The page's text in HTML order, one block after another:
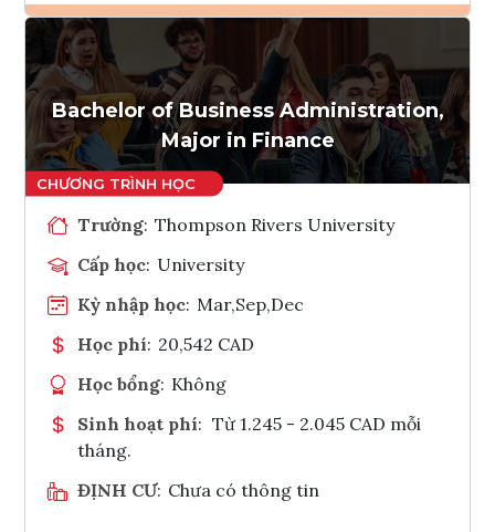
Ghi danh
Tham vấn Interlink
Bachelor of Business Administration,
Major in Finance
Trường: Thompson Rivers University
Cấp học: University
Kỳ nhập học: Mar,Sep,Dec
Học phí: 20,542 CAD
Học bổng: Không
Sinh hoạt phí: Từ 1.245 - 2.045 CAD mỗi
tháng.
ĐỊNH CƯ: Chưa có thông tin